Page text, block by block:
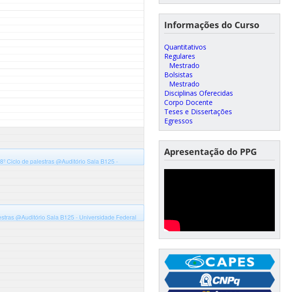
Ciclo de palestras@Auditório Sala B125 -
@Auditório Sala B125 - Universidade Federal
Informações do Curso
Quantitativos
Regulares
Mestrado
Bolsistas
Mestrado
Disciplinas Oferecidas
Corpo Docente
Teses e Dissertações
Egressos
Apresentação do PPG